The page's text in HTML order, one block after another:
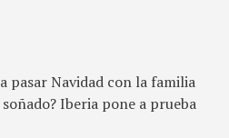
pasar Navidad con la familia
Iberia pone a prueba